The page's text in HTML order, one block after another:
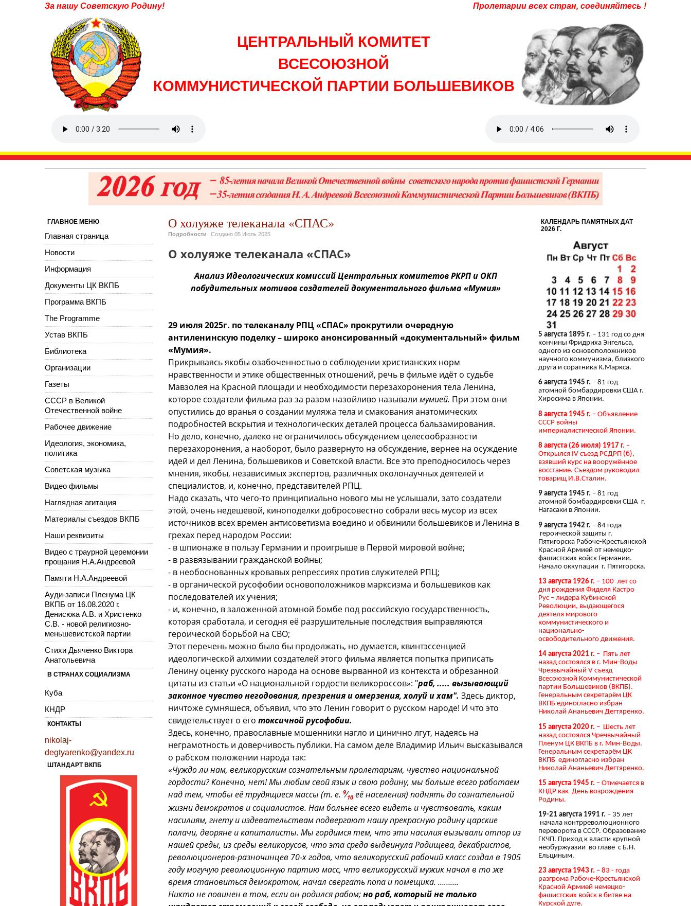
За нашу Советскую Родину! Пролетарии всех стран, соединяйтесь !
ЦЕНТРАЛЬНЫЙ КОМИТЕТ
ВСЕСОЮЗНОЙ
КОММУНИСТИЧЕСКОЙ ПАРТИИ БОЛЬШЕВИКОВ
О холуяже телеканала «СПАС»
Подробности Создано 05 Июль 2025
О холуяже телеканала «СПАС»
Анализ Идеологических комиссий Центральных комитетов РКРП и ОКП
побудительных мотивов создателей документального фильма «Мумия»
29 июля 2025г. по телеканалу РПЦ «СПАС» прокрутили очередную
антиленинскую поделку – широко анонсированный «документальный» фильм
«Мумия».
Прикрываясь якобы озабоченностью о соблюдении христианских норм
нравственности и этике общественных отношений, речь в фильме идёт о судьбе
Мавзолея на Красной площади и необходимости перезахоронения тела Ленина,
которое создатели фильма раз за разом назойливо называли мумией. При этом они
опустились до вранья о создании муляжа тела и смакования анатомических
подробностей вскрытия и технологических деталей процесса бальзамирования.
Но дело, конечно, далеко не ограничилось обсуждением целесообразности
перезахоронения, а наоборот, было развернуто на обсуждение, вернее на осуждение
идей и дел Ленина, большевиков и Советской власти. Все это преподносилось через
мнения, якобы, независимых экспертов, различных околонаучных деятелей и
специалистов, и, конечно, представителей РПЦ.
Надо сказать, что чего-то принципиально нового мы не услышали, зато создатели
этой, очень недешевой, киноподелки добросовестно собрали весь мусор из всех
источников всех времен антисоветизма воедино и обвинили большевиков и Ленина в
грехах перед народом России:
- в шпионаже в пользу Германии и проигрыше в Первой мировой войне;
- в развязывании гражданской войны;
- в необоснованных кровавых репрессиях против служителей РПЦ;
- в органической русофобии основоположников марксизма и большевиков как
последователей их учения;
- и, конечно, в заложенной атомной бомбе под российскую государственность,
которая сработала, и сегодня её разрушительные последствия выправляются
героической борьбой на СВО;
Этот перечень можно было бы продолжать, но думается, квинтэссенцией
идеологической алхимии создателей этого фильма является попытка приписать
Ленину оценку русского народа на основе вырванной из контекста и обрезанной
цитаты из статьи «О национальной гордости великороссов»: "раб, ..... вызывающий
законное чувство негодования, презрения и омерзения, холуй и хам". Здесь диктор,
ничтоже сумняшеся, объявил, что это Ленин говорит о русском народе! И что это
свидетельствует о его токсичной русофобии.
Здесь, конечно, православные мошенники нагло и цинично лгут, надеясь на
неграмотность и доверчивость публики. На самом деле Владимир Ильич высказывался
о рабском положении народа так:
«Чуждо ли нам, великорусским сознательным пролетариям, чувство национальной
гордости? Конечно, нет! Мы любим свой язык и свою родину, мы больше всего работаем
над тем, чтобы её трудящиеся массы (т. е. 9⁄10 её населения) поднять до сознательной
жизни демократов и социалистов. Нам больнее всего видеть и чувствовать, каким
насилиям, гнету и издевательствам подвергают нашу прекрасную родину царские
палачи, дворяне и капиталисты. Мы гордимся тем, что эти насилия вызывали отпор из
нашей среды, из среды великорусов, что эта среда выдвинула Радищева, декабристов,
революционеров-разночинцев 70-х годов, что великорусский рабочий класс создал в 1905
году могучую революционную партию масс, что великорусский мужик начал в то же
время становиться демократом, начал свергать попа и помещика. ……….
Никто не повинен в том, если он родился рабом;но раб, который не только
ГЛАВНОЕ МЕНЮ
Главная страница
Новости
Информация
Документы ЦК ВКПБ
Программа ВКПБ
The Programme
Устав ВКПБ
Библиотека
Организации
Газеты
СССР в Великой
Отечественной войне
Рабочее движение
Идеология, экономика,
политика
Советская музыка
Видео фильмы
Наглядная агитация
Материалы съездов ВКПБ
Наши реквизиты
Видео с траурной церемонии
прощания Н.А.Андреевой
Памяти Н.А.Андреевой
Ауди-записи Пленума ЦК
ВКПБ от 16.08.2020 г.
Денисюка А.В. и Христенко
С.В. - новой религиозно-
меньшевистской партии
Стихи Дьяченко Виктора
Анатольевича
В СТРАНАХ СОЦИАЛИЗМА
Куба
КНДР
КОНТАКТЫ
nikolaj-
degtyarenko@yandex.ru
ШТАНДАРТ ВКПБ
КАЛЕНДАРЬ ПАМЯТНЫХ ДАТ
2026 Г.
5 августа 1895 г. – 131 год со дня
кончины Фридриха Энгельса,
одного из основоположников
научного коммунизма, близкого
друга и соратника К.Маркса.
6 августа 1945 г. – 81 год
атомной бомбардировки США г.
Хиросима в Японии.
8 августа 1945 г. – Объявление
СССР войны
империалистической Японии.
8 августа (26 июля) 1917 г. –
Открылся IV съезд РСДРП (б),
взявший курс на вооружённое
восстание. Съездом руководил
товарищ И.В.Сталин.
9 августа 1945 г. – 81 год
атомной бомбардировки США г.
Нагасаки в Японии.
9 августа 1942 г. – 84 года
героической защиты г.
Пятигорска Рабоче-Крестьянской
Красной Армией от немецко-
фашистских войск Германии.
Начало оккупации г. Пятигорска.
13 августа 1926 г. – 100 лет со
дня рождения Фиделя Кастро
Рус – лидера Кубинской
Революции, выдающегося
деятеля мирового
коммунистического и
национально-
освободительного движения.
14 августа 2021 г. – Пять лет
назад состоялся в г. Мин-Воды
Чрезвычайный V съезд
Всесоюзной Коммунистической
партии Большевиков (ВКПБ).
Генеральным секретарём ЦК
ВКПБ единогласно избран
Николай Ананьевич Дегтяренко.
15 августа 2020 г. – Шесть лет
назад состоялся Чречвычайный
Пленум ЦК ВКПБ в г. Мин-Воды.
Генеральным секретарём ЦК
ВКПБ единогласно избран
Николай Ананьевич Дегтяренко.
15 августа 1945 г. – Отмечается в
КНДР как День возрождения
Родины.
19-21 августа 1991 г. – 35 лет
начала контрреволюционного
переворота в СССР. Образование
ГКЧП. Приход к власти крупной
необуржуазии во главе с Б.Н.
Ельциным.
23 августа 1943 г. – 83 - года
разгрома Рабоче-Крестьянской
Красной Армией немецко-
фашистских войск в битве на
Курской дуге.